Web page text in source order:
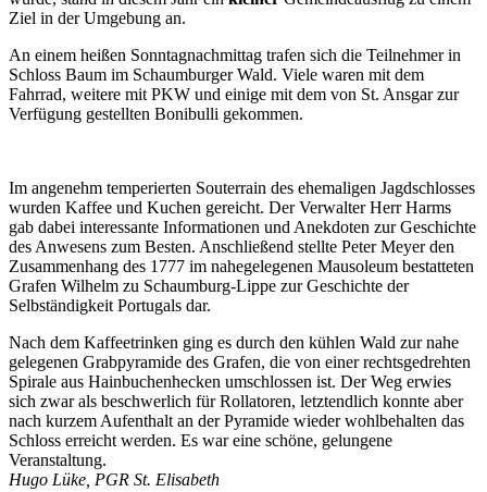
Ziel in der Umgebung an.
An einem heißen Sonntagnachmittag trafen sich die Teilnehmer in
Schloss Baum im Schaumburger Wald. Viele waren mit dem
Fahrrad, weitere mit PKW und einige mit dem von St. Ansgar zur
Verfügung gestellten Bonibulli gekommen.
Im angenehm temperierten Souterrain des ehemaligen Jagdschlosses
wurden Kaffee und Kuchen gereicht. Der Verwalter Herr Harms
gab dabei interessante Informationen und Anekdoten zur Geschichte
des Anwesens zum Besten. Anschließend stellte Peter Meyer den
Zusammenhang des 1777 im nahegelegenen Mausoleum bestatteten
Grafen Wilhelm zu Schaumburg-Lippe zur Geschichte der
Selbständigkeit Portugals dar.
Nach dem Kaffeetrinken ging es durch den kühlen Wald zur nahe
gelegenen Grabpyramide des Grafen, die von einer rechtsgedrehten
Spirale aus Hainbuchenhecken umschlossen ist. Der Weg erwies
sich zwar als beschwerlich für Rollatoren, letztendlich konnte aber
nach kurzem Aufenthalt an der Pyramide wieder wohlbehalten das
Schloss erreicht werden. Es war eine schöne, gelungene
Veranstaltung.
Hugo Lüke, PGR St. Elisabeth